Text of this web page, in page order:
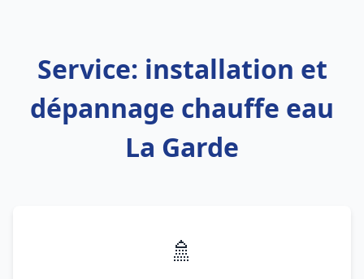
Service: installation et
dépannage chauffe eau
La Garde
🚿